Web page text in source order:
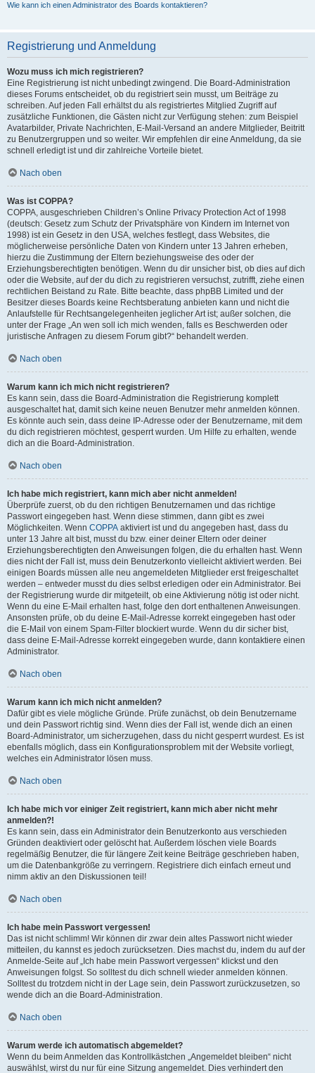
Wie kann ich einen Administrator des Boards kontaktieren?
Registrierung und Anmeldung
Wozu muss ich mich registrieren?
Eine Registrierung ist nicht unbedingt zwingend. Die Board-Administration
dieses Forums entscheidet, ob du registriert sein musst, um Beiträge zu
schreiben. Auf jeden Fall erhältst du als registriertes Mitglied Zugriff auf
zusätzliche Funktionen, die Gästen nicht zur Verfügung stehen: zum Beispiel
Avatarbilder, Private Nachrichten, E-Mail-Versand an andere Mitglieder, Beitritt
zu Benutzergruppen und so weiter. Wir empfehlen dir eine Anmeldung, da sie
schnell erledigt ist und dir zahlreiche Vorteile bietet.
Nach oben
Was ist COPPA?
COPPA, ausgeschrieben Children’s Online Privacy Protection Act of 1998
(deutsch: Gesetz zum Schutz der Privatsphäre von Kindern im Internet von
1998) ist ein Gesetz in den USA, welches festlegt, dass Websites, die
möglicherweise persönliche Daten von Kindern unter 13 Jahren erheben,
hierzu die Zustimmung der Eltern beziehungsweise des oder der
Erziehungsberechtigten benötigen. Wenn du dir unsicher bist, ob dies auf dich
oder die Website, auf der du dich zu registrieren versuchst, zutrifft, ziehe einen
rechtlichen Beistand zu Rate. Bitte beachte, dass phpBB Limited und der
Besitzer dieses Boards keine Rechtsberatung anbieten kann und nicht die
Anlaufstelle für Rechtsangelegenheiten jeglicher Art ist; außer solchen, die
unter der Frage „An wen soll ich mich wenden, falls es Beschwerden oder
juristische Anfragen zu diesem Forum gibt?“ behandelt werden.
Nach oben
Warum kann ich mich nicht registrieren?
Es kann sein, dass die Board-Administration die Registrierung komplett
ausgeschaltet hat, damit sich keine neuen Benutzer mehr anmelden können.
Es könnte auch sein, dass deine IP-Adresse oder der Benutzername, mit dem
du dich registrieren möchtest, gesperrt wurden. Um Hilfe zu erhalten, wende
dich an die Board-Administration.
Nach oben
Ich habe mich registriert, kann mich aber nicht anmelden!
Überprüfe zuerst, ob du den richtigen Benutzernamen und das richtige
Passwort eingegeben hast. Wenn diese stimmen, dann gibt es zwei
Möglichkeiten. Wenn COPPA aktiviert ist und du angegeben hast, dass du
unter 13 Jahre alt bist, musst du bzw. einer deiner Eltern oder deiner
Erziehungsberechtigten den Anweisungen folgen, die du erhalten hast. Wenn
dies nicht der Fall ist, muss dein Benutzerkonto vielleicht aktiviert werden. Bei
einigen Boards müssen alle neu angemeldeten Mitglieder erst freigeschaltet
werden – entweder musst du dies selbst erledigen oder ein Administrator. Bei
der Registrierung wurde dir mitgeteilt, ob eine Aktivierung nötig ist oder nicht.
Wenn du eine E-Mail erhalten hast, folge den dort enthaltenen Anweisungen.
Ansonsten prüfe, ob du deine E-Mail-Adresse korrekt eingegeben hast oder
die E-Mail von einem Spam-Filter blockiert wurde. Wenn du dir sicher bist,
dass deine E-Mail-Adresse korrekt eingegeben wurde, dann kontaktiere einen
Administrator.
Nach oben
Warum kann ich mich nicht anmelden?
Dafür gibt es viele mögliche Gründe. Prüfe zunächst, ob dein Benutzername
und dein Passwort richtig sind. Wenn dies der Fall ist, wende dich an einen
Board-Administrator, um sicherzugehen, dass du nicht gesperrt wurdest. Es ist
ebenfalls möglich, dass ein Konfigurationsproblem mit der Website vorliegt,
welches ein Administrator lösen muss.
Nach oben
Ich habe mich vor einiger Zeit registriert, kann mich aber nicht mehr
anmelden?!
Es kann sein, dass ein Administrator dein Benutzerkonto aus verschieden
Gründen deaktiviert oder gelöscht hat. Außerdem löschen viele Boards
regelmäßig Benutzer, die für längere Zeit keine Beiträge geschrieben haben,
um die Datenbankgröße zu verringern. Registriere dich einfach erneut und
nimm aktiv an den Diskussionen teil!
Nach oben
Ich habe mein Passwort vergessen!
Das ist nicht schlimm! Wir können dir zwar dein altes Passwort nicht wieder
mitteilen, du kannst es jedoch zurücksetzen. Dies machst du, indem du auf der
Anmelde-Seite auf „Ich habe mein Passwort vergessen“ klickst und den
Anweisungen folgst. So solltest du dich schnell wieder anmelden können.
Solltest du trotzdem nicht in der Lage sein, dein Passwort zurückzusetzen, so
wende dich an die Board-Administration.
Nach oben
Warum werde ich automatisch abgemeldet?
Wenn du beim Anmelden das Kontrollkästchen „Angemeldet bleiben“ nicht
auswählst, wirst du nur für eine Sitzung angemeldet. Dies verhindert den